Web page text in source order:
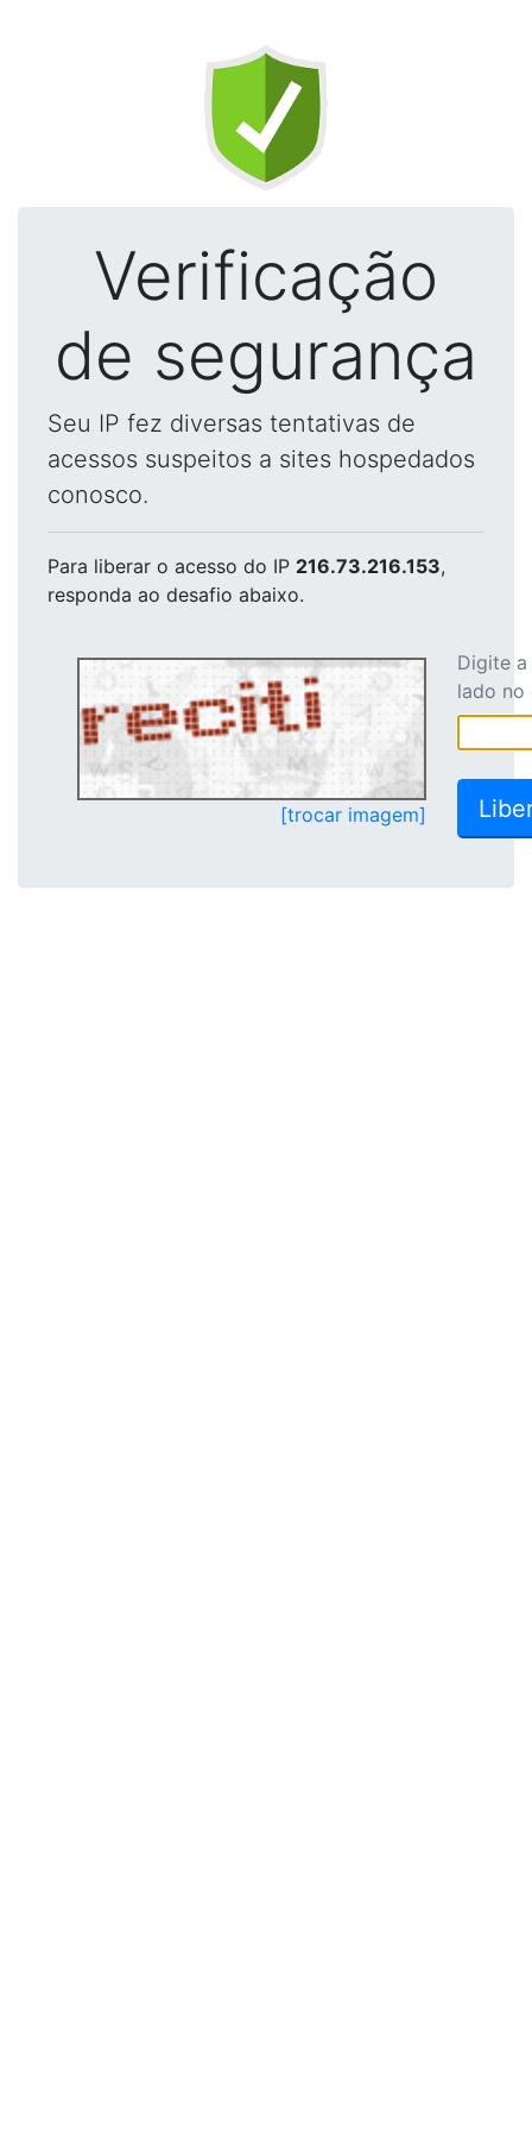
Verificação
de segurança
Seu IP fez diversas tentativas de
acessos suspeitos a sites hospedados
conosco.
Para liberar o acesso do IP 216.73.216.153,
responda ao desafio abaixo.
[trocar imagem]
Digite
lado no